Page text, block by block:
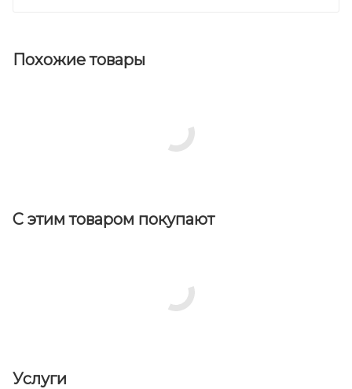
Похожие товары
С этим товаром покупают
Услуги